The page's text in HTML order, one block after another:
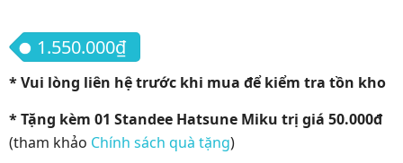
1.550.000₫
* Vui lòng liên hệ trước khi mua để kiểm tra tồn kho
* Tặng kèm 01 Standee Hatsune Miku trị giá 50.000đ
(tham khảo Chính sách quà tặng)